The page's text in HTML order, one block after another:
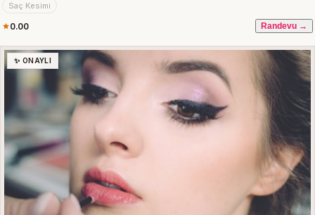
Saç Kesimi
0.00 Randevu →
✨ ONAYLI